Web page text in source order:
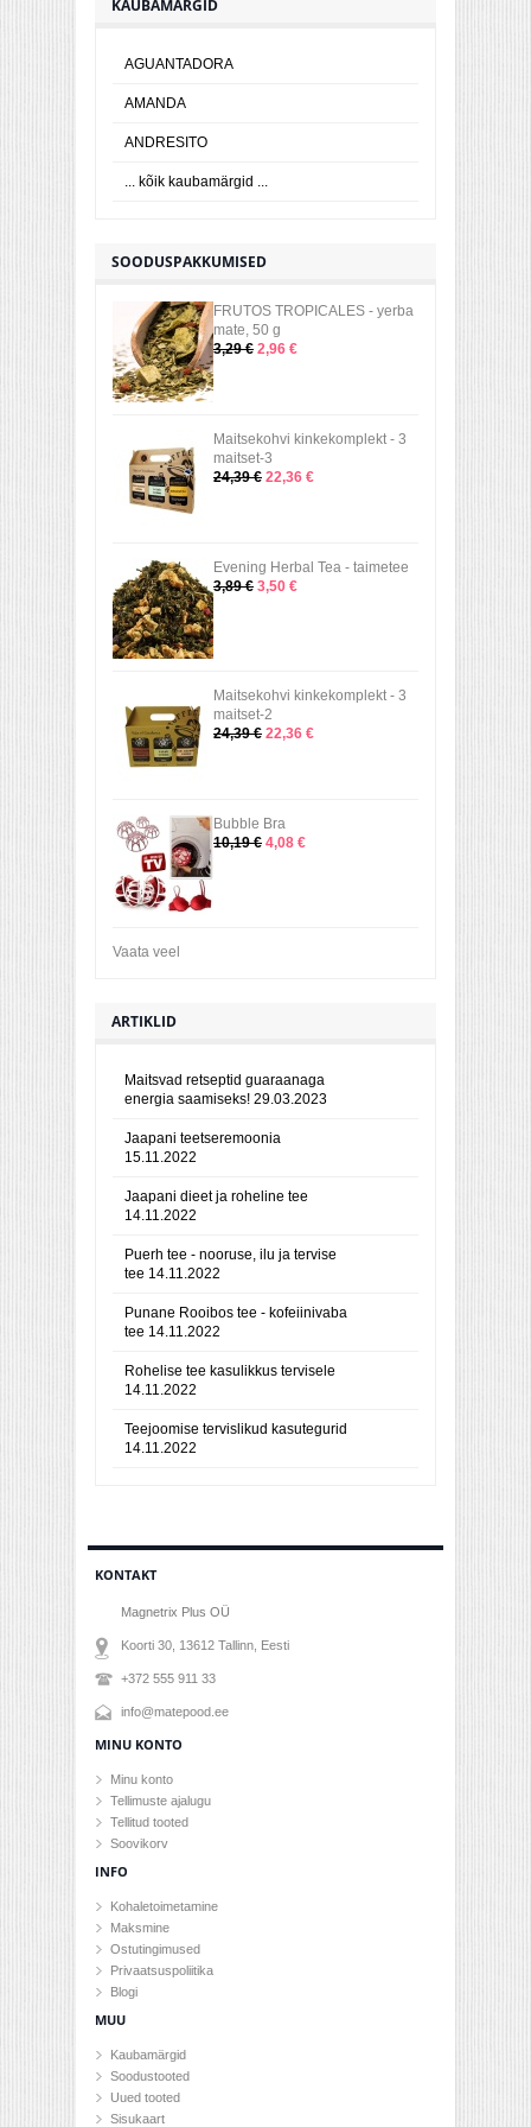
KAUBAMÄRGID
AGUANTADORA
AMANDA
ANDRESITO
... kõik kaubamärgid ...
SOODUSPAKKUMISED
FRUTOS TROPICALES - yerba
mate, 50 g
3,29 € 2,96 €
Maitsekohvi kinkekomplekt - 3
maitset-3
24,39 € 22,36 €
Evening Herbal Tea - taimetee
3,89 € 3,50 €
Maitsekohvi kinkekomplekt - 3
maitset-2
24,39 € 22,36 €
Bubble Bra
10,19 € 4,08 €
Vaata veel
ARTIKLID
Maitsvad retseptid guaraanaga
energia saamiseks! 29.03.2023
Jaapani teetseremoonia
15.11.2022
Jaapani dieet ja roheline tee
14.11.2022
Puerh tee - nooruse, ilu ja tervise
tee 14.11.2022
Punane Rooibos tee - kofeiinivaba
tee 14.11.2022
Rohelise tee kasulikkus tervisele
14.11.2022
Teejoomise tervislikud kasutegurid
14.11.2022
KONTAKT
Magnetrix Plus OÜ
Koorti 30, 13612 Tallinn , Eesti
+372 555 911 33
info@matepood.ee
MINU KONTO
Minu konto
Tellimuste ajalugu
Tellitud tooted
Soovikorv
INFO
Kohaletoimetamine
Maksmine
Ostutingimused
Privaatsuspoliitika
Blogi
MUU
Kaubamärgid
Soodustooted
Uued tooted
Sisukaart